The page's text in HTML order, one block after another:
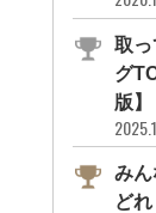
取
グ
版】
み
ど